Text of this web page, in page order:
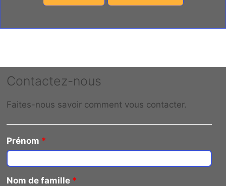
Contactez-nous
Faites-nous savoir comment vous contacter.
Prénom *
Nom de famille *